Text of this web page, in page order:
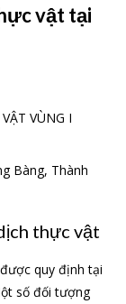
vật tại
VÙNG I
Bàng, Thành
thực vật
quy định tại
số đối tượng